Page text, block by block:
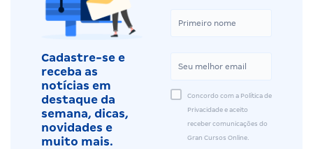
Cadastre-se e
receba as
notícias em
destaque da
semana, dicas,
novidades e
muito mais.
Concordo com a Política de
Privacidade e aceito
receber comunicações do
Gran Cursos Online.